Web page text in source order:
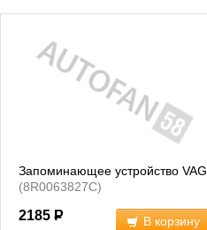
Запоминающее устройство VAG
(8R0063827C)
2185 Р В корзину